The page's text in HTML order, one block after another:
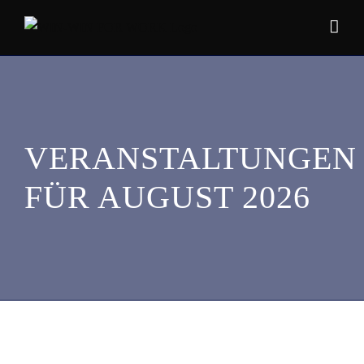
Inhalt
springen
VERANSTALTUNGEN
FÜR AUGUST 2026